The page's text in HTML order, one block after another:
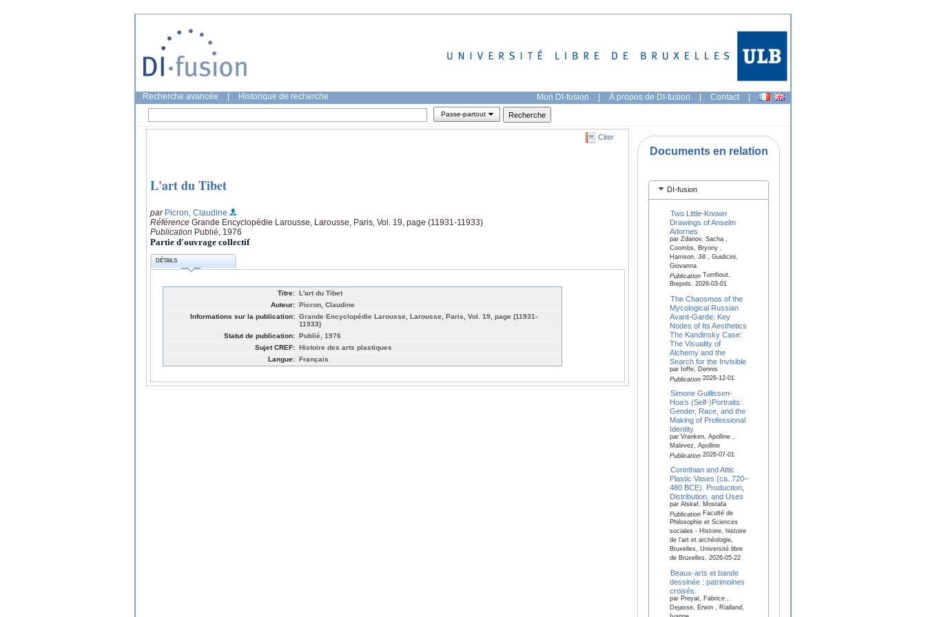
Recherche avancée Historique de recherche Mon DI-fusion | À propos de DI-fusion | Contact |
Passe-partout
Citer
L'art du Tibet
par Picron, Claudine
Référence Grande Encyclopédie Larousse, Larousse, Paris, Vol. 19, page (11931-11933)
Publication Publié, 1976
Partie d'ouvrage collectif
DÉTAILS
Titre: L'art du Tibet
Auteur: Picron, Claudine
Informations sur la publication: Grande Encyclopédie Larousse, Larousse, Paris, Vol. 19, page (11931-
11933)
Statut de publication: Publié, 1976
Sujet CREF: Histoire des arts plastiques
Langue: Français
Documents en relation
DI-fusion
Two Little-Known
Drawings of Anselm
Adornes
par Zdanov, Sacha ,
Coombs, Bryony ,
Harrison, Jill , Guidicini,
Giovanna
PublicationTurnhout,
Brepols, 2026-03-01
The Chaosmos of the
Mycological Russian
Avant-Garde: Key
Nodes of Its Aesthetics
The Kandinsky Case:
The Visuality of
Alchemy and the
Search for the Invisible
par Ioffe, Dennis
Publication2026-12-01
Simone Guillissen-
Hoa’s (Self-)Portraits:
Gender, Race, and the
Making of Professional
Identity
par Vranken, Apolline ,
Malevez, Apolline
Publication2026-07-01
Corinthian and Attic
Plastic Vases (ca. 720–
480 BCE). Production,
Distribution, and Uses
par Alskaf, Mostafa
PublicationFaculté de
Philosophie et Sciences
sociales - Histoire, histoire
de l'art et archéologie,
Bruxelles, Université libre
de Bruxelles, 2026-05-22
Beaux-arts et bande
dessinée : patrimoines
croisés.
par Preyat, Fabrice ,
Dejasse, Erwin , Rialland,